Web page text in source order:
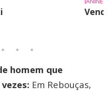
homem que
Em Rebouças,